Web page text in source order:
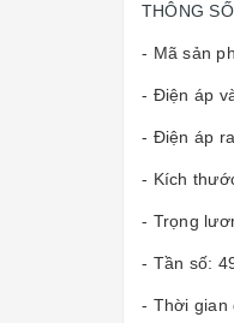
THÔNG
- Mã sản
- Điện áp
- Điện áp
- Kích
- Trọng
- Tần số:
- Thời gian